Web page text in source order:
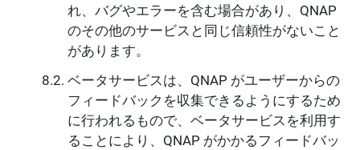
れ、バグやエラーを含む場合があり、QNAP
のその他のサービスと同じ信頼性がないこと
があります。
ベータサービスは、QNAP がユーザーからの
フィードバックを収集できるようにするため
に行われるもので、ベータサービスを利用す
ることにより、QNAP がかかるフィードバッ